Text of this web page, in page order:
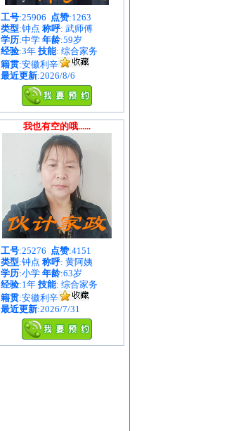
工号:25906 点赞:1263
类型:钟点 称呼: 武师傅
学历:中学 年龄:59岁
经验:3年 技能: 综合家务
籍贯:安徽利辛
最近更新:2026/8/6
我也有空的哦......
工号:25276 点赞:4151
类型:钟点 称呼: 黄阿姨
学历:小学 年龄:63岁
经验:1年 技能: 综合家务
籍贯:安徽利辛
最近更新:2026/7/31